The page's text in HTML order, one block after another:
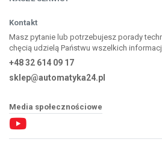
Kontakt
Masz pytanie lub potrzebujesz porady
chęcią udzielą Państwu wszelkich
+48 32 614 09 17
sklep@automatyka24.pl
Media społecznościowe